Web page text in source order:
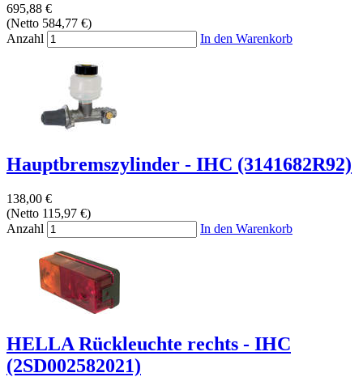
695,88 €
(Netto 584,77 €)
Anzahl
In den Warenkorb
Hauptbremszylinder - IHC (3141682R92)
138,00 €
(Netto 115,97 €)
Anzahl
In den Warenkorb
HELLA Rückleuchte rechts - IHC
(2SD002582021)